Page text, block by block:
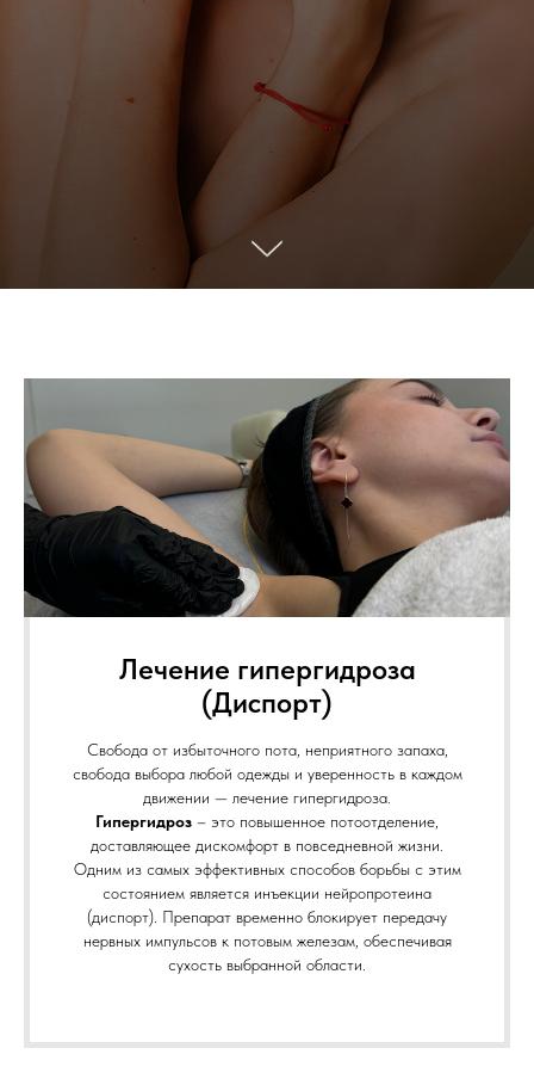
Лечение гипергидроза
(Диспорт)
Свобода от избыточного пота, неприятного запаха,
свобода выбора любой одежды и уверенность в каждом
движении — лечение гипергидроза.
Гипергидроз – это повышенное потоотделение,
доставляющее дискомфорт в повседневной жизни.
Одним из самых эффективных способов борьбы с этим
состоянием является инъекции нейропротеина
(диспорт). Препарат временно блокирует передачу
нервных импульсов к потовым железам, обеспечивая
сухость выбранной области.